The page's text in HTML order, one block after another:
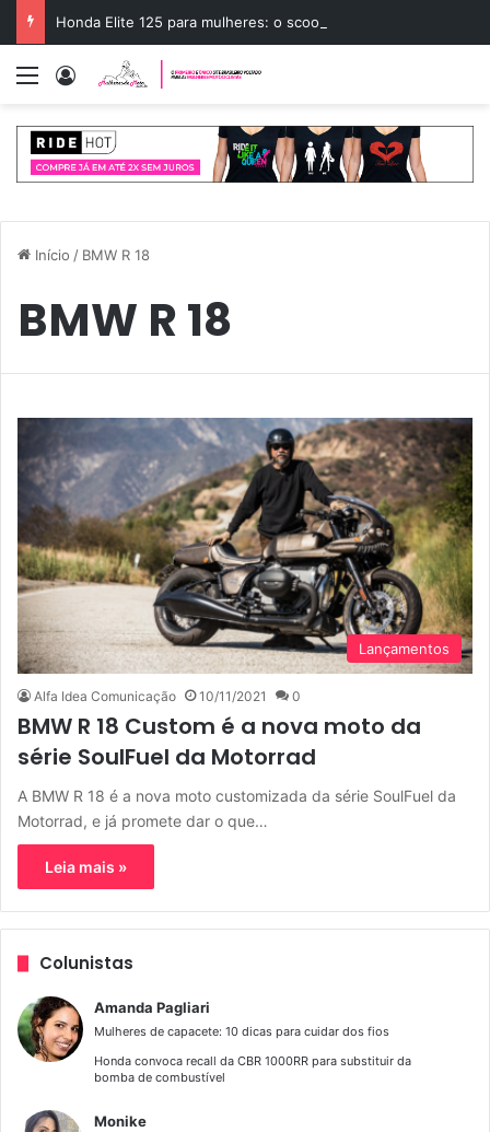
Honda Elite 125 para mulheres: o scooter ideal
Menu Entrar
Início / BMW R 18
BMW R 18
Lançamentos
Alfa Idea Comunicação 10/11/2021 0
BMW R 18 Custom é a nova moto da
série SoulFuel da Motorrad
A BMW R 18 é a nova moto customizada da série SoulFuel da
Motorrad, e já promete dar o que…
Leia mais »
Colunistas
Amanda Pagliari
Mulheres de capacete: 10 dicas para cuidar dos fios
Honda convoca recall da CBR 1000RR para substituir da
bomba de combustível
Monike